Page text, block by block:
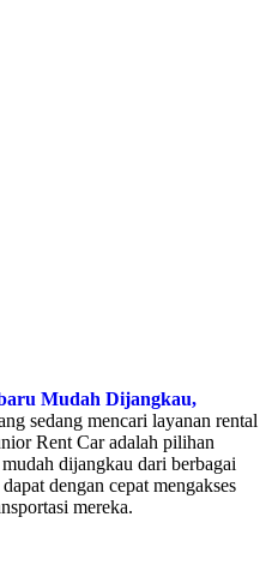
Mudah Dijangkau,
sedang mencari layanan rental
Rent Car adalah pilihan
dijangkau dari berbagai
dengan cepat mengakses
mereka.